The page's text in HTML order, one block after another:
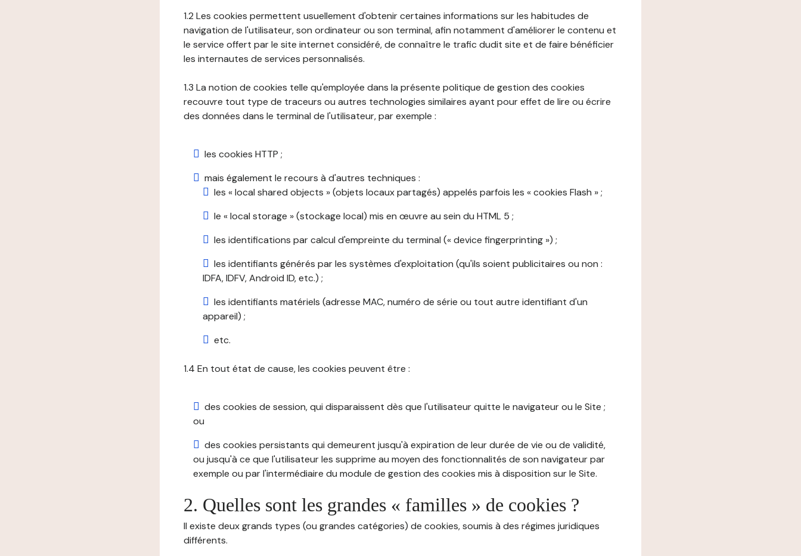
1.2 Les cookies permettent usuellement d'obtenir certaines informations sur les habitudes de
navigation de l'utilisateur, son ordinateur ou son terminal, afin notamment d'améliorer le contenu et
le service offert par le site internet considéré, de connaître le trafic dudit site et de faire bénéficier
les internautes de services personnalisés.
1.3 La notion de cookies telle qu'employée dans la présente politique de gestion des cookies
recouvre tout type de traceurs ou autres technologies similaires ayant pour effet de lire ou écrire
des données dans le terminal de l'utilisateur, par exemple :
les cookies HTTP ;
mais également le recours à d'autres techniques :
les « local shared objects » (objets locaux partagés) appelés parfois les « cookies Flash » ;
le « local storage » (stockage local) mis en œuvre au sein du HTML 5 ;
les identifications par calcul d'empreinte du terminal (« device fingerprinting ») ;
les identifiants générés par les systèmes d'exploitation (qu'ils soient publicitaires ou non :
IDFA, IDFV, Android ID, etc.) ;
les identifiants matériels (adresse MAC, numéro de série ou tout autre identifiant d'un
appareil) ;
etc.
1.4 En tout état de cause, les cookies peuvent être :
des cookies de session, qui disparaissent dès que l'utilisateur quitte le navigateur ou le Site ;
ou
des cookies persistants qui demeurent jusqu'à expiration de leur durée de vie ou de validité,
ou jusqu'à ce que l'utilisateur les supprime au moyen des fonctionnalités de son navigateur par
exemple ou par l'intermédiaire du module de gestion des cookies mis à disposition sur le Site.
2. Quelles sont les grandes « familles » de cookies ?
Il existe deux grands types (ou grandes catégories) de cookies, soumis à des régimes juridiques
différents.